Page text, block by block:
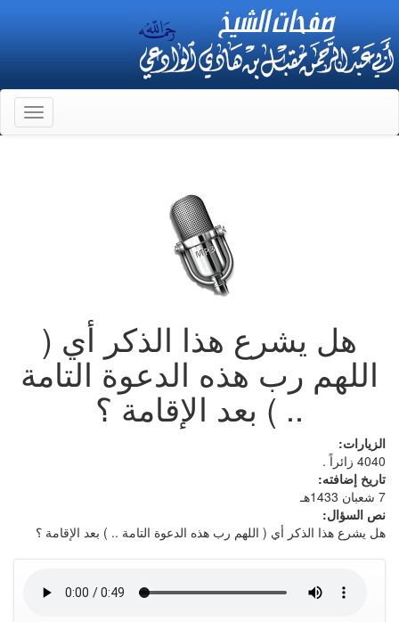
هل يشرع هذا الذكر أي (
اللهم رب هذه الدعوة التامة
.. ) بعد الإقامة ؟
الزيارات:
4040 زائراً .
تاريخ إضافته:
7 شعبان 1433هـ
نص السؤال:
هل يشرع هذا الذكر أي ( اللهم رب هذه الدعوة التامة .. ) بعد الإقامة ؟